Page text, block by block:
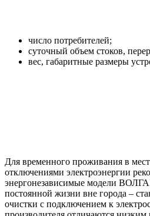
число потребителей;
суточный объем стоков,
вес, габаритные размеры
Для временного проживания в
отключениями электроэнергии
энергонезависимые модели
постоянной жизни вне города –
очистки с подключением к